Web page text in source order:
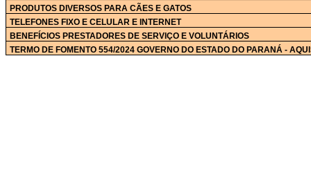
PRODUTOS DIVERSOS PARA CÃES E GATOS
TELEFONES FIXO E CELULAR E INTERNET
BENEFÍCIOS PRESTADORES DE SERVIÇO E VOLUNTÁRIOS
TERMO DE FOMENTO 554/2024 GOVERNO DO ESTADO DO PARANÁ -